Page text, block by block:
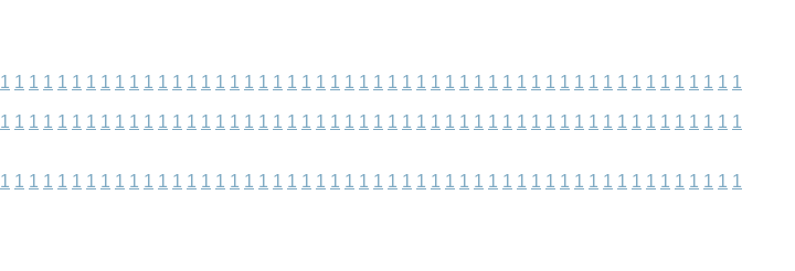
1 1 1 1 1 1 1 1 1 1 1 1 1 1 1 1 1 1 1 1 1 1 1 1 1 1 1 1 1 1 1 1 1 1 1 1 1 1 1 1 1 1 1 1 1 1 1 1 1 1 1 1
1 1 1 1 1 1 1 1 1 1 1 1 1 1 1 1 1 1 1 1 1 1 1 1 1 1 1 1 1 1 1 1 1 1 1 1 1 1 1 1 1 1 1 1 1 1 1 1 1 1 1 1
1 1 1 1 1 1 1 1 1 1 1 1 1 1 1 1 1 1 1 1 1 1 1 1 1 1 1 1 1 1 1 1 1 1 1 1 1 1 1 1 1 1 1 1 1 1 1 1 1 1 1 1